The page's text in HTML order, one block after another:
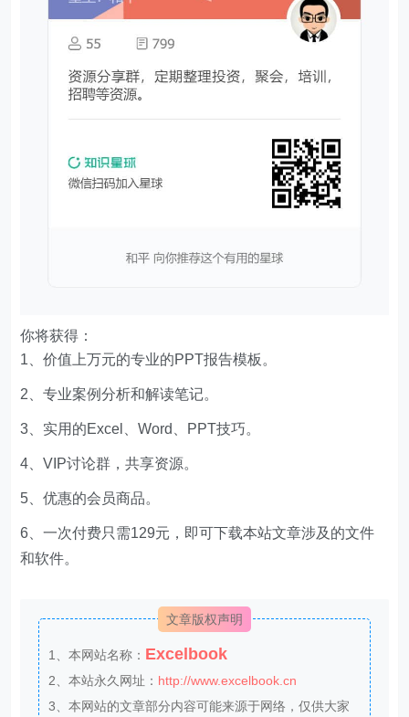
你将获得：
1、价值上万元的专业的PPT报告模板。
2、专业案例分析和解读笔记。
3、实用的Excel、Word、PPT技巧。
4、VIP讨论群，共享资源。
5、优惠的会员商品。
6、一次付费只需129元，即可下载本站文章涉及的文件
和软件。
文章版权声明
1、本网站名称： Excelbook
2、本站永久网址： http://www.excelbook.cn
3、本网站的文章部分内容可能来源于网络，仅供大家